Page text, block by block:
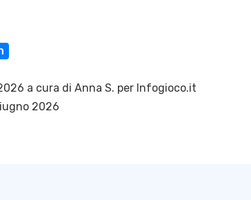
a cura di Anna S. per Infogioco.it
2026